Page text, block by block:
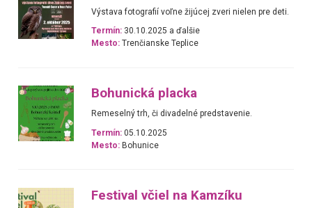
Výstava fotografií voľne žijúcej zveri nielen pre deti.
Termín: 30.10.2025 a ďalšie
Mesto: Trenčianske Teplice
Bohunická placka
Remeselný trh, či divadelné predstavenie.
Termín: 05.10.2025
Mesto: Bohunice
Festival včiel na Kamzíku